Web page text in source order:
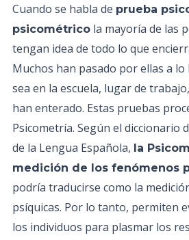
Cuando se habla de prueba
psicométrico la mayoría de las
tengan idea de todo lo que
Muchos han pasado por ellas a lo
sea en la escuela, lugar de
han enterado. Estas pruebas
Psicometría. Según el diccionario
de la Lengua Española, la
medición de los fenómenos
podría traducirse como la
psíquicas. Por lo tanto, permiten
los individuos para plasmar los